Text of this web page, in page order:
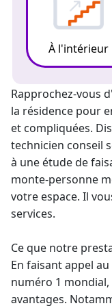
À l'intérieur
Rapprochez-vous
la résidence pour
et compliquées.
technicien conseil
à une étude de
monte-personne
votre espace. Il
services.
Ce que notre
En faisant appel
numéro 1
avantages.